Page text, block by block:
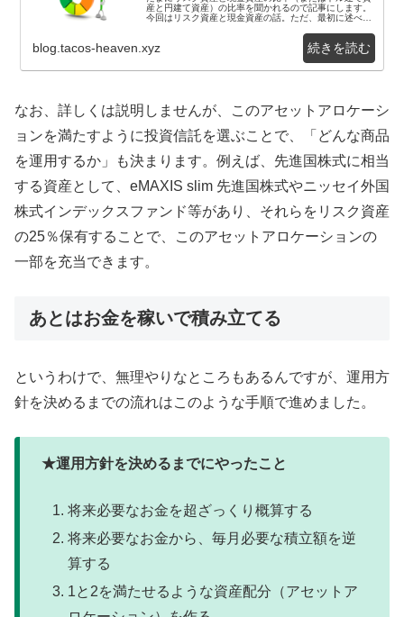
産と円建て資産）の比率を聞かれるので記事にします。
今回はリスク資産と現金資産の話。ただ、最初に述べて
blog.tacos-heaven.xyz
なお、詳しくは説明しませんが、このアセットアロケーシ
ョンを満たすように投資信託を選ぶことで、「どんな商品
を運用するか」も決まります。例えば、先進国株式に相当
する資産として、eMAXIS slim 先進国株式やニッセイ外国
株式インデックスファンド等があり、それらをリスク資産
の25％保有することで、このアセットアロケーションの
一部を充当できます。
あとはお金を稼いで積み立てる
というわけで、無理やりなところもあるんですが、運用方
針を決めるまでの流れはこのような手順で進めました。
★運用方針を決めるまでにやったこと
将来必要なお金を超ざっくり概算する
将来必要なお金から、毎月必要な積立額を逆
算する
1と2を満たせるような資産配分（アセットア